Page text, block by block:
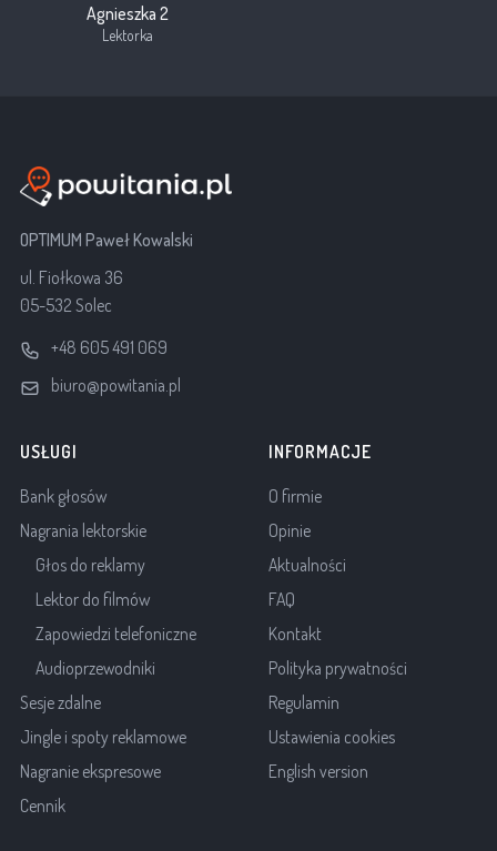
Agnieszka 2
Lektorka
OPTIMUM Paweł Kowalski
ul. Fiołkowa 36
05-532 Solec
+48 605 491 069
biuro@powitania.pl
USŁUGI
Bank głosów
Nagrania lektorskie
Głos do reklamy
Lektor do filmów
Zapowiedzi telefoniczne
Audioprzewodniki
Sesje zdalne
Jingle i spoty reklamowe
Nagranie ekspresowe
Cennik
INFORMACJE
O firmie
Opinie
Aktualności
FAQ
Kontakt
Polityka prywatności
Regulamin
Ustawienia cookies
English version